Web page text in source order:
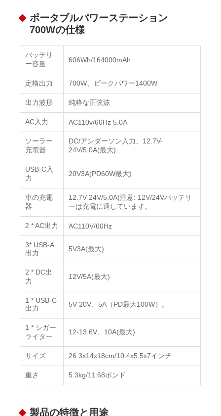
ポータブルパワーステーション
700Wの仕様
バッテリ
ー容量
606Wh/164000mAh
定格出力 700W、ピークパワー1400W
出力波形 純粋な正弦波
AC入力 AC110v/60Hz 5.0A
ソーラー
充電器
DC/アンダーソン入力、12.7V-
24V/5.0A(最大)
USB-C入
力
20V3A(PD60W最大)
車の充電
器
12.7V-24V/5.0A(注意: 12V/24Vバッテリ
ーは充電に適しています。
2 * AC出力 AC110V/60Hz
3* USB-A
出力
5V3A(最大)
2 * DC出
力
12V/5A(最大)
1 * USB-C
出力
5V-20V、5A（PD最大100W）。
1 * シガー
ライター
12-13.6V、10A(最大)
サイズ 26.3x14x18cm/10.4x5.5x7インチ
重さ 5.3kg/11.68ポンド
製品の特徴と用途